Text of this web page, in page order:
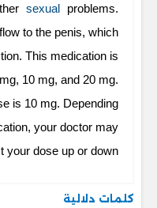
sexual problems.
to the penis, which
This medication is
10 mg, and 20 mg.
is 10 mg. Depending
your doctor may
your dose up or down.
كلمات دلالية